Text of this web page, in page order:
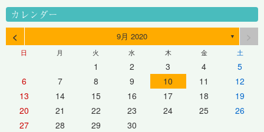
カレンダー
< 9月 2020 ▼
日 月 火 水 木 金 土
1 2 3 4
5
6
7 8 9 10 11
12
13
14 15 16 17 18
19
20
21 22 23 24 25
26
27
28 29 30